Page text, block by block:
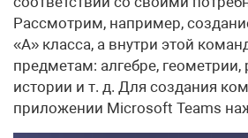
Рассмотрим, например,
«А» класса, а внутри этой
предметам: алгебре, геометрии,
истории и т. д. Для создания
приложении Microsoft Teams